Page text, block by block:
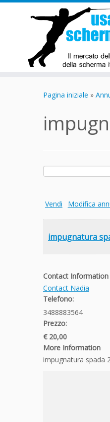
Pagina iniziale »
Ricerca
Vendi Modifica
impugnatura
Contact Information
Contact Nadia
Telefono:
3488883564
Prezzo:
€ 20,00
More Information
impugnatura spada